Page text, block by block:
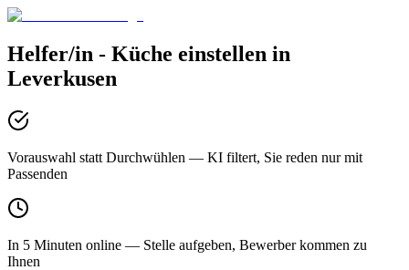
Helfer/in - Küche einstellen in
Leverkusen
Vorauswahl statt Durchwühlen — KI filtert, Sie reden nur mit
Passenden
In 5 Minuten online — Stelle aufgeben, Bewerber kommen zu
Ihnen